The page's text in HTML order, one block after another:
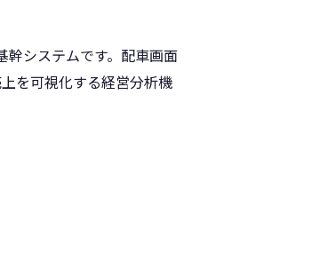
幹システムです。配車画面
を可視化する経営分析機